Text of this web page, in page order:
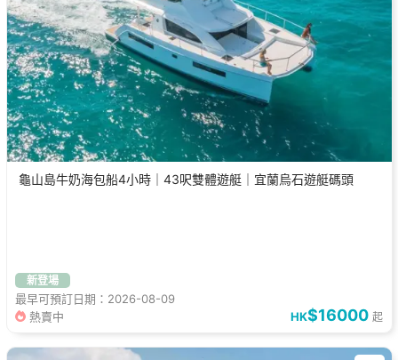
龜山島牛奶海包船4小時｜43呎雙體遊艇｜宜蘭烏石遊艇碼頭
新登場
最早可預訂日期：2026-08-09
熱賣中
HK$16000 起